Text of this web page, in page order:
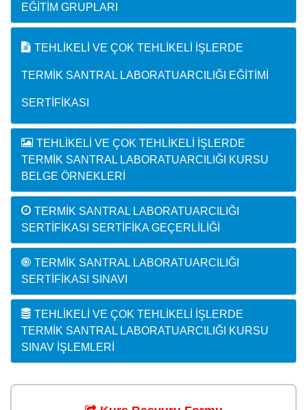
EĞITIM GRUPLARI
TEHLIKELI VE ÇOK TEHLIKELI İŞLERDE
TERMIK SANTRAL LABORATUARCILIĞI EĞITIMI
SERTIFIKASI
TEHLIKELI VE ÇOK TEHLIKELI İŞLERDE
TERMIK SANTRAL LABORATUARCILIĞI KURSU
BELGE ÖRNEKLERI
TERMIK SANTRAL LABORATUARCILIĞI
SERTIFIKASI SERTIFIKA GEÇERLILIĞI
TERMIK SANTRAL LABORATUARCILIĞI
SERTIFIKASI SINAVI
TEHLIKELI VE ÇOK TEHLIKELI İŞLERDE
TERMIK SANTRAL LABORATUARCILIĞI KURSU
SINAV İŞLEMLERI